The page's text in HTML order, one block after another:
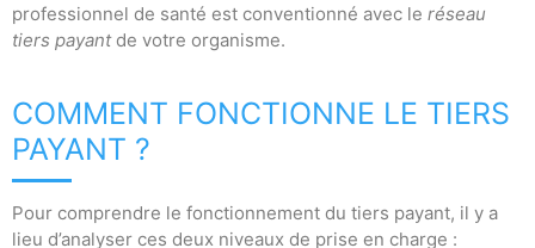
professionnel de santé est conventionné avec le réseau
tiers payantde votre organisme.
COMMENT FONCTIONNE LE TIERS
PAYANT ?
Pour comprendre le fonctionnement du tiers payant, il y a
lieu d’analyser ces deux niveaux de prise en charge :